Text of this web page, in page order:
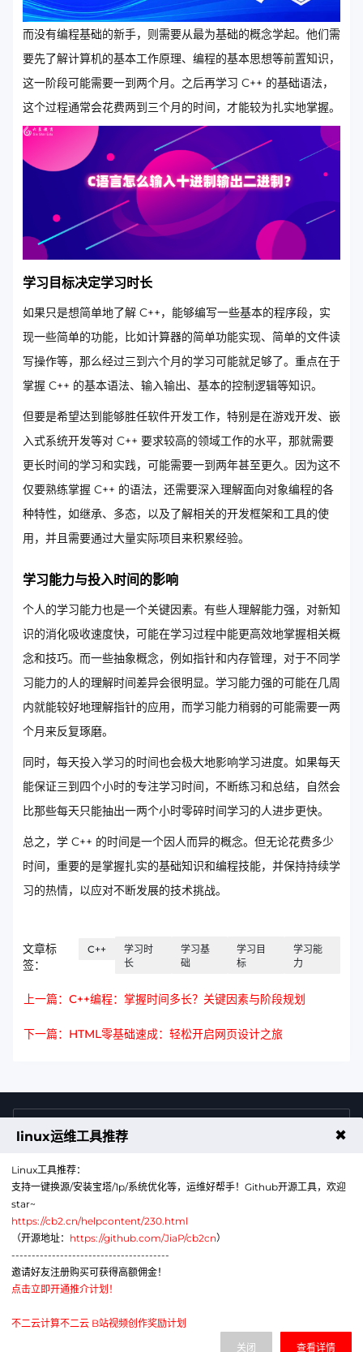
而没有编程基础的新手，则需要从最为基础的概念学起。他们需
要先了解计算机的基本工作原理、编程的基本思想等前置知识，
这一阶段可能需要一到两个月。之后再学习 C++ 的基础语法，
这个过程通常会花费两到三个月的时间，才能较为扎实地掌握。
学习目标决定学习时长
如果只是想简单地了解 C++，能够编写一些基本的程序段，实
现一些简单的功能，比如计算器的简单功能实现、简单的文件读
写操作等，那么经过三到六个月的学习可能就足够了。重点在于
掌握 C++ 的基本语法、输入输出、基本的控制逻辑等知识。
但要是希望达到能够胜任软件开发工作，特别是在游戏开发、嵌
入式系统开发等对 C++ 要求较高的领域工作的水平，那就需要
更长时间的学习和实践，可能需要一到两年甚至更久。因为这不
仅要熟练掌握 C++ 的语法，还需要深入理解面向对象编程的各
种特性，如继承、多态，以及了解相关的开发框架和工具的使
用，并且需要通过大量实际项目来积累经验。
学习能力与投入时间的影响
个人的学习能力也是一个关键因素。有些人理解能力强，对新知
识的消化吸收速度快，可能在学习过程中能更高效地掌握相关概
念和技巧。而一些抽象概念，例如指针和内存管理，对于不同学
习能力的人的理解时间差异会很明显。学习能力强的可能在几周
内就能较好地理解指针的应用，而学习能力稍弱的可能需要一两
个月来反复琢磨。
同时，每天投入学习的时间也会极大地影响学习进度。如果每天
能保证三到四个小时的专注学习时间，不断练习和总结，自然会
比那些每天只能抽出一两个小时零碎时间学习的人进步更快。
总之，学 C++ 的时间是一个因人而异的概念。但无论花费多少
时间，重要的是掌握扎实的基础知识和编程技能，并保持持续学
习的热情，以应对不断发展的技术挑战。
文章标
签：
C++
学习时
长
学习基
础
学习目
标
学习能
力
上一篇：C++编程：掌握时间多长？关键因素与阶段规划
下一篇：HTML零基础速成：轻松开启网页设计之旅
售前咨询热线
公众号
网站备案号：辽ICP备2024043856号-6
电子营业执照：91210113MAE1G380XA
linux运维工具推荐 ✖
Linux工具推荐：
支持一键换源/安装宝塔/1p/系统优化等，运维好帮手！Github开源工具，欢迎
star~
https://cb2.cn/helpcontent/230.html
（开源地址： https://github.com/JiaP/cb2cn）
---------------------------------------
邀请好友注册购买可获得高额佣金！
点击立即开通推介计划！
不二云计算不二云 B站视频创作奖励计划
查看详情
关闭